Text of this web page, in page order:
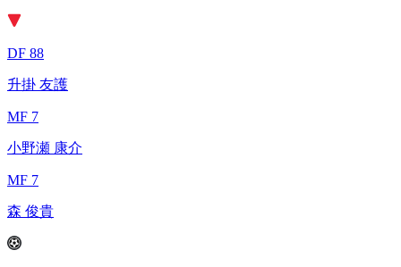
DF 88
升掛 友護
MF 7
小野瀬 康介
MF 7
森 俊貴